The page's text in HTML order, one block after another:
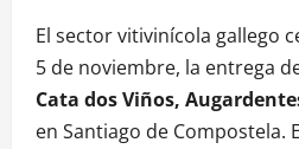
El sector vitivinícola gallego
5 de noviembre, la entrega
Cata dos Viños,
en Santiago de Compostela.